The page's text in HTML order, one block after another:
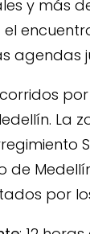
y más
agendas
La
de
por